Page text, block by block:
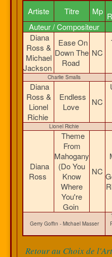
Artiste Titre Mp
Auteur / Compositeur
Diana
Ross &
Michael
Jackson
Ease On
Down The
Road
NC
Charlie Smalls
Diana
Ross &
Lionel
Richie
Endless
Love
NC
Lionel Richie
Diana
Ross
Theme
From
Mahogany
(Do You
Know
Where
You're
Goin
NC
Gerry Goffin - Michael Masser
Retour au Choix de